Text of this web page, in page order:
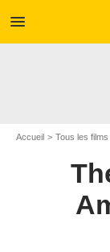
menu
Accueil Tous les films